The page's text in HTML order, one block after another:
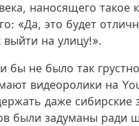
наносящего такое
«Да, это будет
на улицу!».
не было так
видеоролики на
даже
были задуманы ради